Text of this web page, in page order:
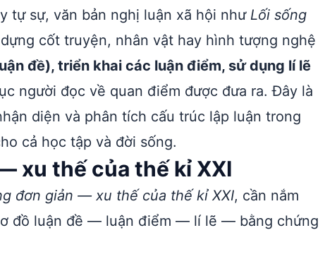
tự sự, văn bản nghị luận xã hội như Lối sống
cốt truyện, nhân vật hay hình tượng nghệ
đề), triển khai các luận điểm, sử dụng lí lẽ
người đọc về quan điểm được đưa ra. Đây là
diện và phân tích cấu trúc lập luận trong
cả học tập và đời sống.
xu thế của thế kỉ XXI
đơn giản — xu thế của thế kỉ XXI, cần nắm
đồ luận đề — luận điểm — lí lẽ — bằng chứng